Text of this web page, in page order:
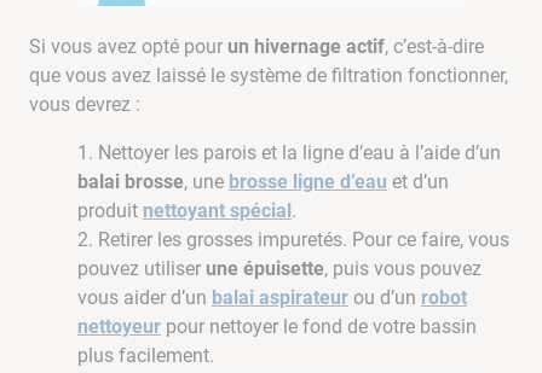
Si vous avez opté pour un hivernage actif, c’est-à-dire
que vous avez laissé le système de filtration fonctionner,
vous devrez :
Nettoyer les parois et la ligne d’eau à l’aide d’un
balai brosse, une brosse ligne d’eau et d’un
produit nettoyant spécial .
Retirer les grosses impuretés. Pour ce faire, vous
pouvez utiliser une épuisette, puis vous pouvez
vous aider d’un balai aspirateur ou d’un robot
nettoyeur pour nettoyer le fond de votre bassin
plus facilement.